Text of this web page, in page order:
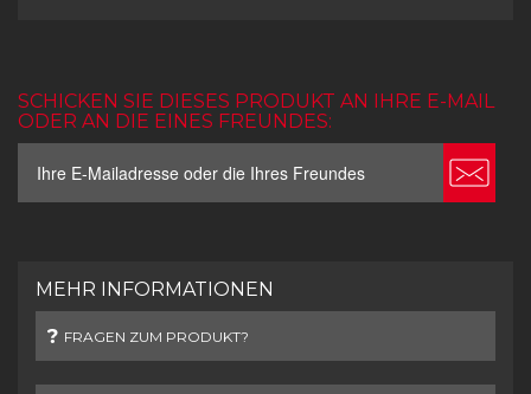
SCHICKEN SIE DIESES PRODUKT AN IHRE E-MAIL
ODER AN DIE EINES FREUNDES:
MEHR INFORMATIONEN
FRAGEN ZUM PRODUKT?